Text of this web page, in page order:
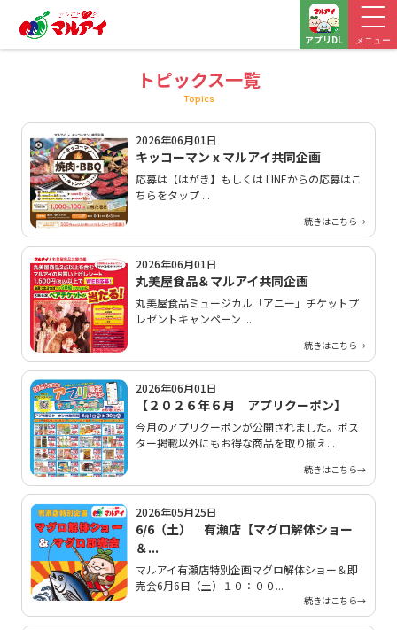
アプリDL メニュー
トピックス一覧
Topics
2026年06月01日
キッコーマン x マルアイ共同企画
応募は【はがき】もしくは LINEからの応募はこ
ちらをタップ ...
続きはこちら→
2026年06月01日
丸美屋食品＆マルアイ共同企画
丸美屋食品ミュージカル「アニー」チケットプ
レゼントキャンペーン ...
続きはこちら→
2026年06月01日
【２０２６年６月 アプリクーポン】
今月のアプリクーポンが公開されました。ポス
ター掲載以外にもお得な商品を取り揃え...
続きはこちら→
2026年05月25日
6/6（土） 有瀬店【マグロ解体ショー
＆...
マルアイ有瀬店特別企画マグロ解体ショー＆即
売会6月6日（土）１０：００...
続きはこちら→